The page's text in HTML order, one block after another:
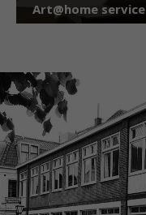
Art@home service